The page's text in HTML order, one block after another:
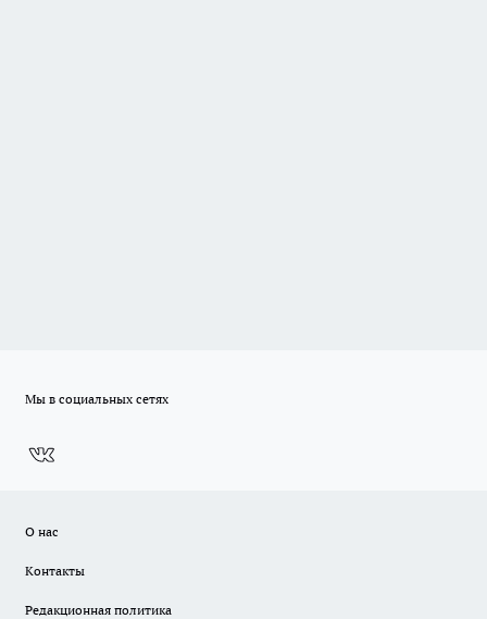
Мы в социальных сетях
О нас
Контакты
Редакционная политика